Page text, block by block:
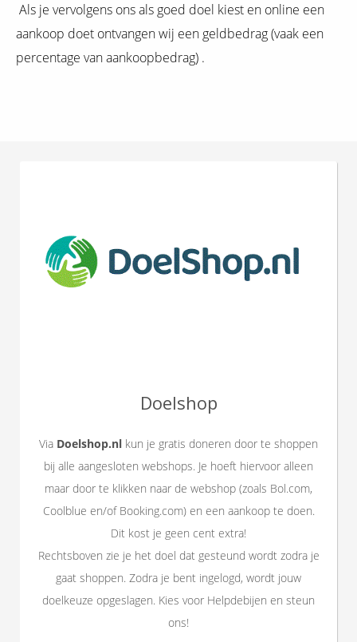
Als je vervolgens ons als goed doel kiest en online een
aankoop doet ontvangen wij een geldbedrag (vaak een
percentage van aankoopbedrag) .
Doelshop
Via Doelshop.nl kun je gratis doneren door te shoppen
bij alle aangesloten webshops. Je hoeft hiervoor alleen
maar door te klikken naar de webshop (zoals Bol.com,
Coolblue en/of Booking.com) en een aankoop te doen.
Dit kost je geen cent extra!
Rechtsboven zie je het doel dat gesteund wordt zodra je
gaat shoppen. Zodra je bent ingelogd, wordt jouw
doelkeuze opgeslagen. Kies voor Helpdebijen en steun
ons!